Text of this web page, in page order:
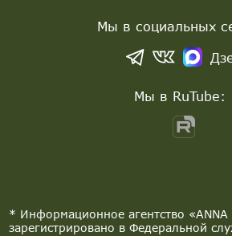
* Информационное агентство «ANNA
зарегистрировано в Федеральной
Мы в социальных
Мы в RuTube: